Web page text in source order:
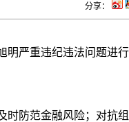
分享：
严重违纪违法问题进
防范金融风险；对抗组